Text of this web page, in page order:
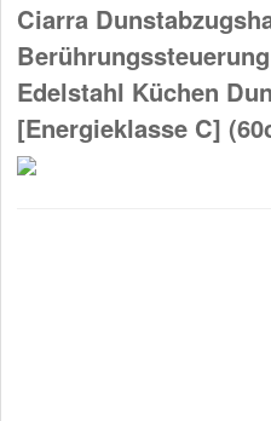
Ciarra
Edelstahl Küchen
[Energieklasse C]